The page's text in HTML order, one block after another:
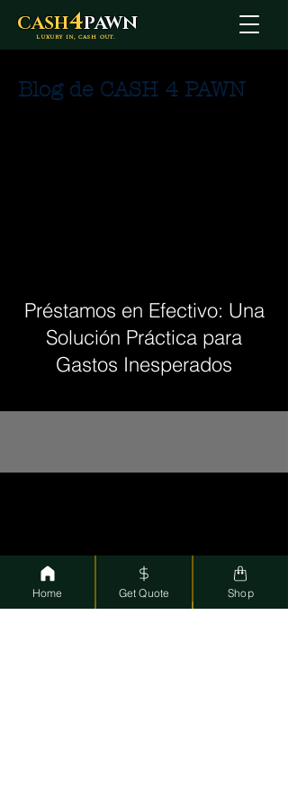
CASH4PAWN
LUXURY IN, CASH OUT.
Blog de CASH 4 PAWN
Préstamos en Efectivo: Una
Solución Práctica para
Gastos Inesperados
POR ORO Y ARTÍCULOS DE
LUJO
Home Get Quote Shop